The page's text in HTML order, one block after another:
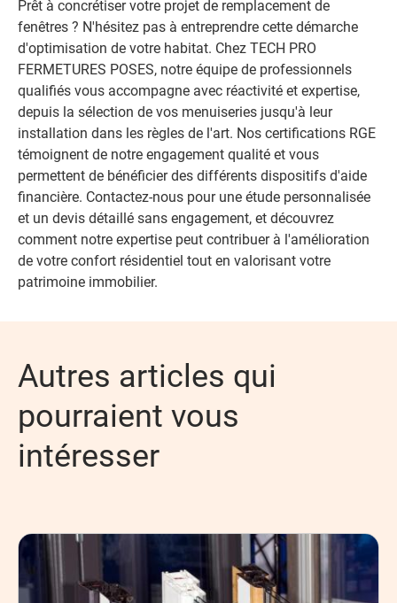
Prêt à concrétiser votre projet de remplacement de
fenêtres ? N'hésitez pas à entreprendre cette démarche
d'optimisation de votre habitat. Chez TECH PRO
FERMETURES POSES, notre équipe de professionnels
qualifiés vous accompagne avec réactivité et expertise,
depuis la sélection de vos menuiseries jusqu'à leur
installation dans les règles de l'art. Nos certifications RGE
témoignent de notre engagement qualité et vous
permettent de bénéficier des différents dispositifs d'aide
financière. Contactez-nous pour une étude personnalisée
et un devis détaillé sans engagement, et découvrez
comment notre expertise peut contribuer à l'amélioration
de votre confort résidentiel tout en valorisant votre
patrimoine immobilier.
Autres articles qui
pourraient vous
intéresser